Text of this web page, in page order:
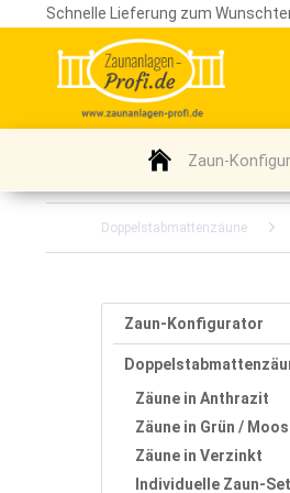
Schnelle Lieferung zum
Zaun-
Doppelstabmattenzäune
Zaun-Konfigurator
Zäune in Anthrazit
Zäune in Grün /
Zäune in Verzinkt
Individuelle Zaun-